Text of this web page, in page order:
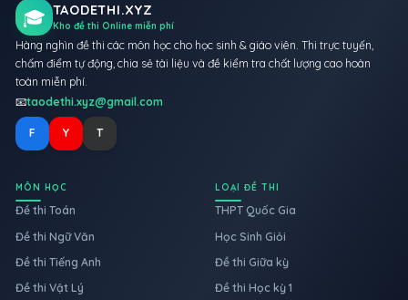
🎓 TAODETHI.XYZ
Kho đề thi Online miễn phí
Hàng nghìn đề thi các môn học cho học sinh & giáo viên. Thi trực tuyến,
chấm điểm tự động, chia sẻ tài liệu và đề kiểm tra chất lượng cao hoàn
toàn miễn phí.
📧taodethi.xyz@gmail.com
F Y T
MÔN HỌC
Đề thi Toán
Đề thi Ngữ Văn
Đề thi Tiếng Anh
Đề thi Vật Lý
LOẠI ĐỀ THI
THPT Quốc Gia
Học Sinh Giỏi
Đề thi Giữa kỳ
Đề thi Học kỳ 1